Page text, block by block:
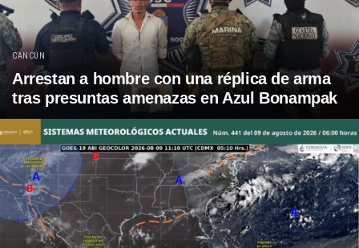
CANCÚN
Arrestan a hombre con una réplica de arma
tras presuntas amenazas en Azul Bonampak